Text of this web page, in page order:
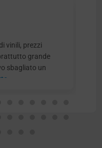
vinili, prezzi
grande
sbagliato un